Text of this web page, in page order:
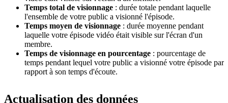
Temps total de visionnage : durée totale pendant laquelle
l'ensemble de votre public a visionné l'épisode.
Temps moyen de visionnage : durée moyenne pendant
laquelle votre épisode vidéo était visible sur l'écran d'un
membre.
Temps de visionnage en pourcentage : pourcentage de
temps pendant lequel votre public a visionné votre épisode par
rapport à son temps d'écoute.
Actualisation des données